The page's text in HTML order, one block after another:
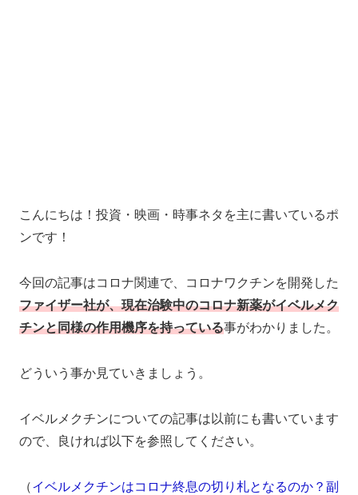
こんにちは！投資・映画・時事ネタを主に書いているポ
ンです！
今回の記事はコロナ関連で、コロナワクチンを開発した
ファイザー社が、現在治験中のコロナ新薬がイベルメク
チンと同様の作用機序を持っている事がわかりました。
どういう事か見ていきましょう。
イベルメクチンについての記事は以前にも書いています
ので、良ければ以下を参照してください。
（イベルメクチンはコロナ終息の切り札となるのか？副